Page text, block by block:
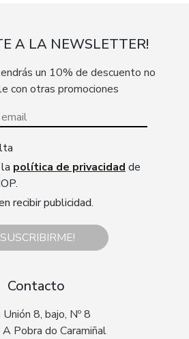
A LA NEWSLETTER!
un 10% de descuento no
con otras promociones
política de privacidad de
recibir publicidad.
Contacto
Unión 8, bajo, Nº 8
Pobra do Caramiñal